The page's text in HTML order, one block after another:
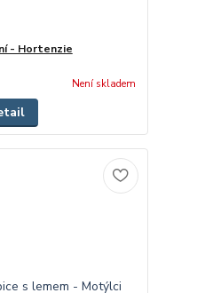
- Hortenzie
Není skladem